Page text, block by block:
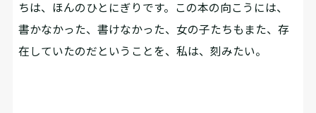
ちは、ほんのひとにぎりです。この本の向こうには、
書かなかった、書けなかった、女の子たちもまた、存
在していたのだということを、私は、刻みたい。